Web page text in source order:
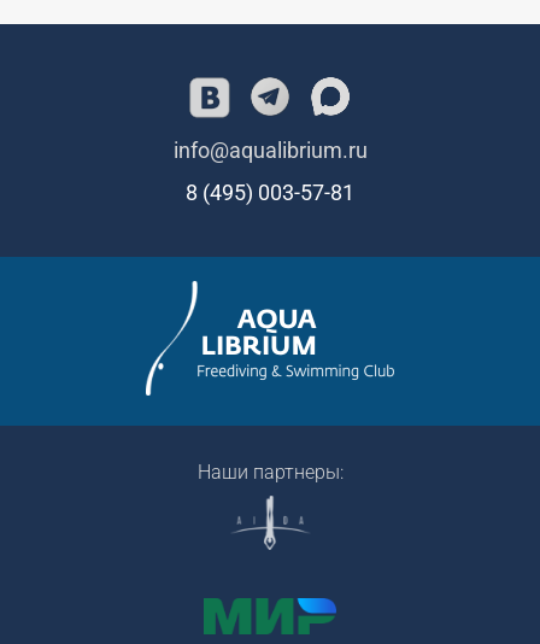
info@aqualibrium.ru
8 (495) 003-57-81
Наши партнеры: